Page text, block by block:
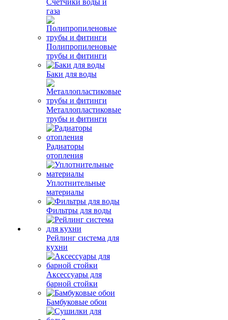
Счетчики воды и
газа
Полипропиленовые
трубы и фитинги
Баки для воды
Металлопластиковые
трубы и фитинги
Радиаторы
отопления
Уплотнительные
материалы
Фильтры для воды
Рейлинг система для
кухни
Аксессуары для
барной стойки
Бамбуковые обои